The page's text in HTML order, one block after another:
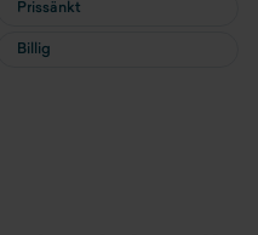
Prissänkt
Billig